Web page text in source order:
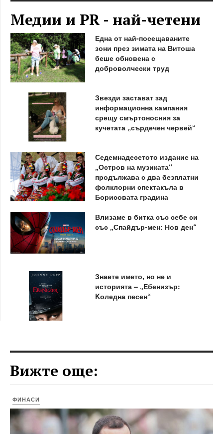
Медии и PR - най-четени
Една от най-посещаваните
зони през зимата на Витоша
беше обновена с
доброволчески труд
Звезди застават зад
информационна кампания
срещу смъртоносния за
кучетата „сърдечен червей“
Седемнадесетото издание на
„Остров на музиката“
продължава с два безплатни
фолклорни спектакъла в
Борисовата градина
Влизаме в битка със себе си
със „Спайдър-мен: Нов ден“
Знаете името, но не и
историята – „Ебенизър:
Kоледна песен“
Вижте още:
ФИНАСИ